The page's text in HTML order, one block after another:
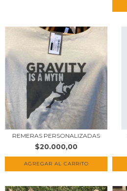
REMERAS PERSONALIZADAS
$20.000,00